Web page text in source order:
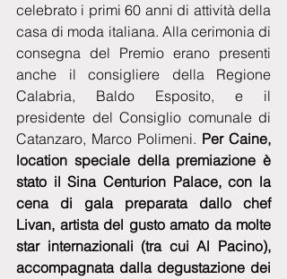
celebrato i primi 60 anni di attività della
casa di moda italiana. Alla cerimonia di
consegna del Premio erano presenti
anche il consigliere della Regione
Calabria, Baldo Esposito, e il
presidente del Consiglio comunale di
Catanzaro, Marco Polimeni. Per Caine,
location speciale della premiazione è
stato il Sina Centurion Palace, con la
cena di gala preparata dallo chef
Livan, artista del gusto amato da molte
star internazionali (tra cui Al Pacino),
accompagnata dalla degustazione dei